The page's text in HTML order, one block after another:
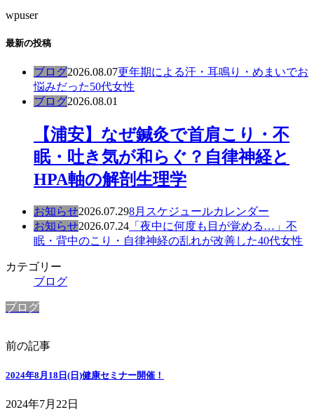
wpuser
最新の投稿
ブログ2026.08.07更年期による汗・耳鳴り・めまいでお
悩みだった50代女性
ブログ2026.08.01
【浦安】なぜ鍼灸で首肩こり・不
眠・吐き気が和らぐ？自律神経と
HPA軸の解剖生理学
お知らせ2026.07.298月スケジュールカレンダー
お知らせ2026.07.24 「夜中に何度も目が覚める…」不
眠・背中のこり・自律神経の乱れが改善した40代女性
カテゴリー
ブログ
ブログ
前の記事
2024年8月18日(日)健康セミナー開催！
2024年7月22日